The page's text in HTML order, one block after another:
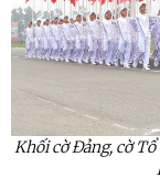
Khối cờ Đảng, cờ